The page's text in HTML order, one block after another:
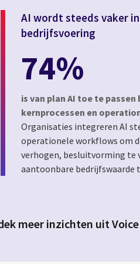
AI wordt steeds vaker
bedrijfsvoering
74%
is van plan AI toe te passen
kernprocessen en
Organisaties integreren AI
operationele workflows om
verhogen, besluitvorming te
aantoonbare bedrijfswaarde
meer inzichten uit